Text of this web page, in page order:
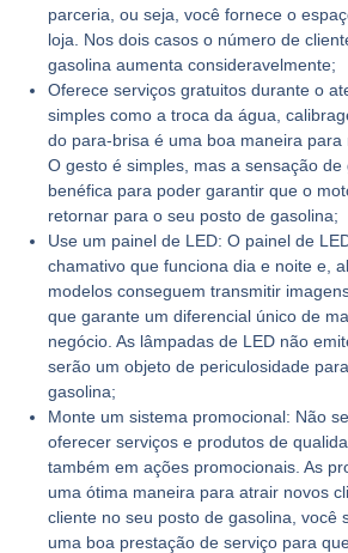
parceria, ou seja, você fornece o
loja. Nos dois casos o número de
gasolina aumenta consideravelmente;
Oferece serviços gratuitos durante o
simples como a troca da água,
do para-brisa é uma boa maneira para
O gesto é simples, mas a sensação
benéfica para poder garantir que o
retornar para o seu posto de gasolina;
Use um painel de LED: O painel de
chamativo que funciona dia e noite e,
modelos conseguem transmitir
que garante um diferencial único de
negócio. As lâmpadas de LED não
serão um objeto de periculosidade
gasolina;
Monte um sistema promocional: Não
oferecer serviços e produtos de
também em ações promocionais. As
uma ótima maneira para atrair novos
cliente no seu posto de gasolina, você
uma boa prestação de serviço para